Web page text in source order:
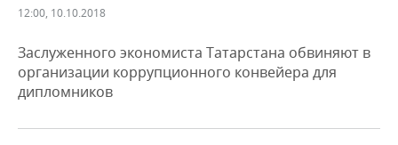
ДЕКЛАРАЦИИ О ДОХОДАХ
КОРОЛИ ГОСЗАКАЗА ПФО
ВУЗЫ ТАТАРСТАНА
НОВОСТИ ЭКОНОМИКИ
ФИНАНСЫ
БАНКИ
ПРОМЫШЛЕННОСТЬ
НОВОСТИ
ПРОМЫШЛЕННОСТИ
НЕДВИЖИМОСТЬ
НОВОСТИ НЕДВИЖИМОСТИ
АВТО
12:00, 10.10.2018
Заслуженного экономиста Татарстана обвиняют в
организации коррупционного конвейера для
дипломников